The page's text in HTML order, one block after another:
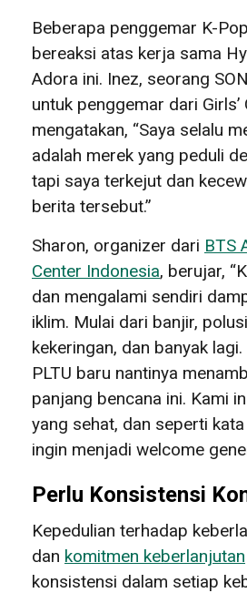
Beberapa penggemar K-
bereaksi atas kerja sama
Adora ini. Inez, seorang
untuk penggemar dari Girls’
mengatakan, “Saya selalu
adalah merek yang peduli
tapi saya terkejut dan
berita tersebut.”
Sharon, organizer dari BTS
Center Indonesia, berujar,
dan mengalami sendiri
iklim. Mulai dari banjir,
kekeringan, dan banyak
PLTU baru nantinya
panjang bencana ini. Kami
yang sehat, dan seperti
ingin menjadi welcome
Perlu Konsistensi
Kepedulian terhadap
dan komitmen keberlanjutan
konsistensi dalam setiap